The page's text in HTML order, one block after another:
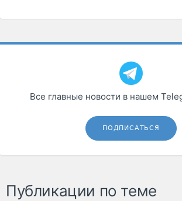
Все главные новости в нашем
ПОДПИСАТЬСЯ
Публикации по теме